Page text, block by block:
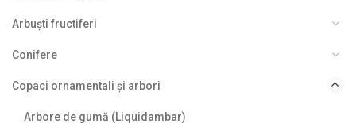
Arbuști fructiferi
Conifere
Copaci ornamentali și arbori
Arbore de gumă (Liquidambar)